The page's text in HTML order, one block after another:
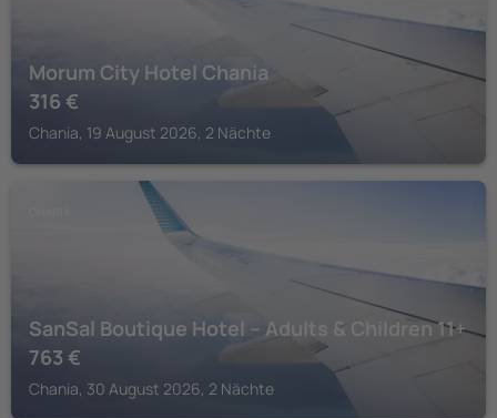
Morum City Hotel Chania
316 €
Chania, 19 August 2026, 2 Nächte
SanSal Boutique Hotel – Adults & Children 11+
763 €
Chania, 30 August 2026, 2 Nächte